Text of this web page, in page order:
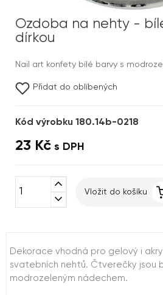
Ozdoba na nehty -
dírkou
Nail art konfety bílé barvy s
Přidat do oblíbených
Kód výrobku 180.14b-0218
23 Kč s DPH
expand_less
expand_more
Vložit do košíku
Dekorace vhodná pro gelový i
svatebních nehtů. Čtverečky jsou
modrozeleným nádechem.